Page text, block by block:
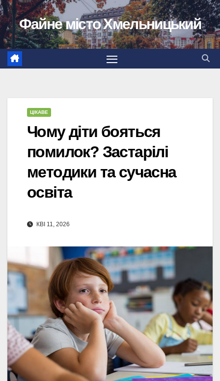
Перейти
до
вмісту
Файне місто Хмельницький
ЦІКАВЕ
Чому діти бояться
помилок? Застарілі
методики та сучасна
освіта
КВІ 11, 2026